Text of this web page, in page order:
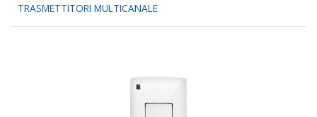
TRASMETTITORI MULTICANALE